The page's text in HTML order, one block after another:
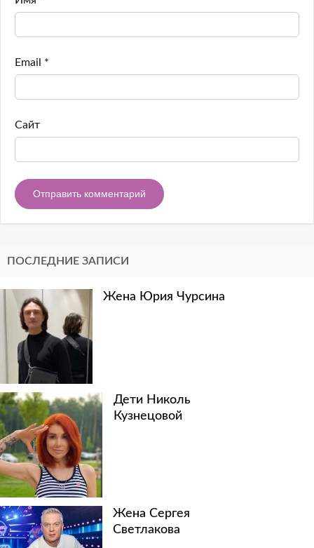
Email *
Сайт
ПОСЛЕДНИЕ ЗАПИСИ
Жена Юрия Чурсина
Дети Николь
Кузнецовой
Жена Сергея
Светлакова